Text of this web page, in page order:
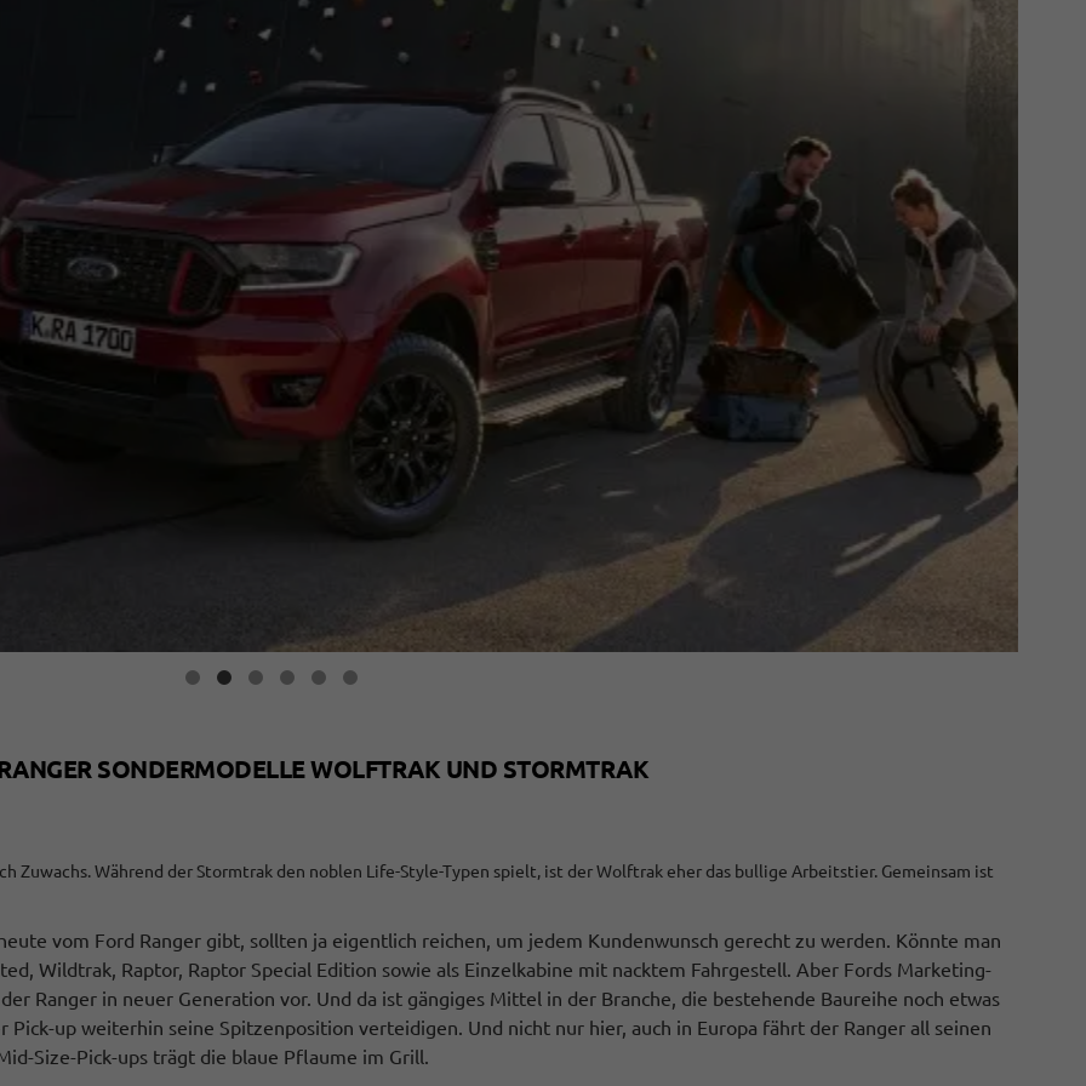
SONDERMODELLE WOLFTRAK UND STORMTRAK
Zuwachs. Während der Stormtrak den noblen Life-Style-Typen spielt, ist der Wolftrak eher das bullige Arbeitstier. Gemeinsam ist
vom Ford Ranger gibt, sollten ja eigentlich reichen, um jedem Kundenwunsch gerecht zu werden. Könnte man
Wildtrak, Raptor, Raptor Special Edition sowie als Einzelkabine mit nacktem Fahrgestell. Aber Fords Marketing-
Ranger in neuer Generation vor. Und da ist gängiges Mittel in der Branche, die bestehende Baureihe noch etwas
up weiterhin seine Spitzenposition verteidigen. Und nicht nur hier, auch in Europa fährt der Ranger all seinen
Size-Pick-ups trägt die blaue Pflaume im Grill.